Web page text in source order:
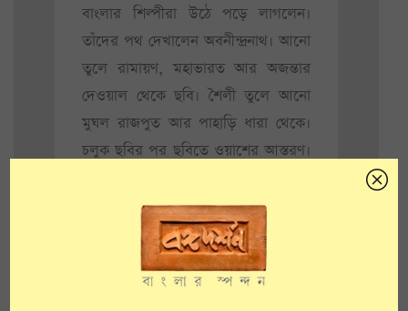
বাংলার শিল্পীরা উঠে পড়ে লাগলেন।
তাঁদের পথ দেখালেন অবনীন্দ্রনাথ। আনো
তুলে রামায়ণ, মহাভারত আর অজন্তার
দেওয়াল থেকে ছবি। শৈলী তুলে আনো
মুঘল রাজপুত আর পাহাড়ি ধারা থেকে।
চলুক ছবির পর ছবিতে ওয়াশের আস্তরণ।
এরকম যখন চলছে ঠিক তখনই
১৯৩৪-৩৫ নাগাদ যাত্রাপালার ঢঙে
রামায়ণ লিখতে শুরু করলেন অবনীন্দ্রনাথ।